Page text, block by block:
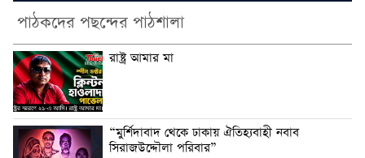
পাঠকদের পছন্দের পাঠশালা
রাষ্ট্র আমার মা
“মুর্শিদাবাদ থেকে ঢাকায় ঐতিহ্যবাহী নবাব
সিরাজউদ্দৌলা পরিবার”